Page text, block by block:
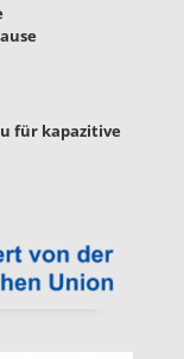
für kapazitive